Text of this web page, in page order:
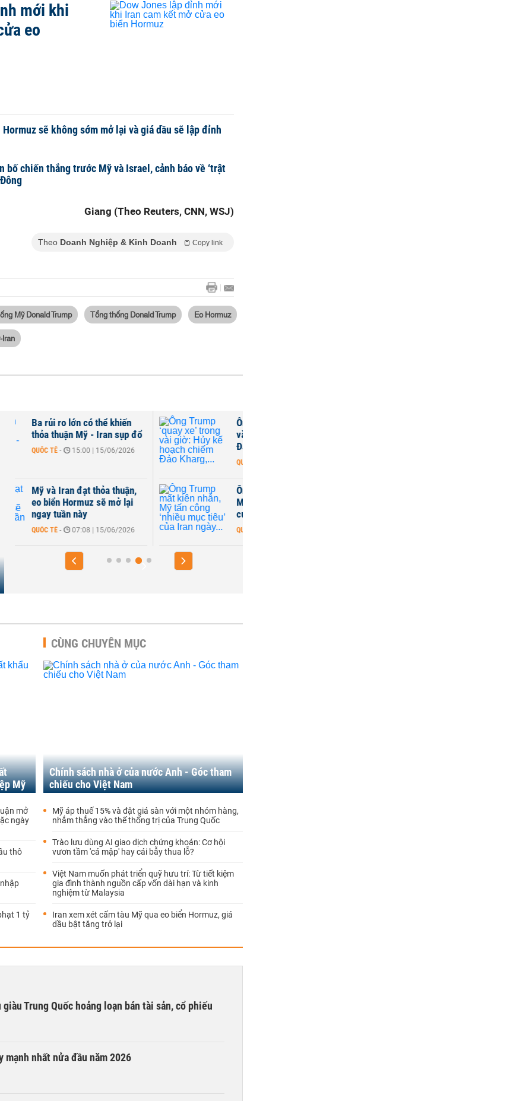
mới khi
eo
Hormuz sẽ không sớm mở lại và giá dầu sẽ lập đỉnh
bố chiến thắng trước Mỹ và Israel, cảnh báo về ‘trật
Giang (Theo Reuters, CNN, WSJ)
Theo Doanh Nghiệp & Kinh Doanh Copy link
Mỹ Donald Trump Tổng thống Donald Trump Eo Hormuz
Iran
Ông Trump ‘quay xe’ trong
vài giờ: Hủy kế hoạch chiếm
Đảo Kharg,...
09:45 | 12/06/2026
Ông Trump mất kiên nhẫn,
Mỹ tấn công ‘nhiều mục tiêu’
QUỐC TẾ - 07:49 | 11/06/2026
Mỹ
mở
ngày
thô
1 tỷ
CÙNG CHUYÊN MỤC
Chính sách nhà ở của nước Anh - Góc tham
chiếu cho Việt Nam
Mỹ áp thuế 15% và đặt giá sàn với một nhóm hàng,
nhắm thẳng vào thế thống trị của Trung Quốc
Trào lưu dùng AI giao dịch chứng khoán: Cơ hội
vươn tầm 'cá mập' hay cái bẫy thua lỗ?
Việt Nam muốn phát triển quỹ hưu trí: Từ tiết kiệm
gia đình thành nguồn cấp vốn dài hạn và kinh
nghiệm từ Malaysia
Iran xem xét cấm tàu Mỹ qua eo biển Hormuz, giá
dầu bật tăng trở lại
Trung Quốc hoảng loạn bán tài sản, cổ phiếu
mạnh nhất nửa đầu năm 2026